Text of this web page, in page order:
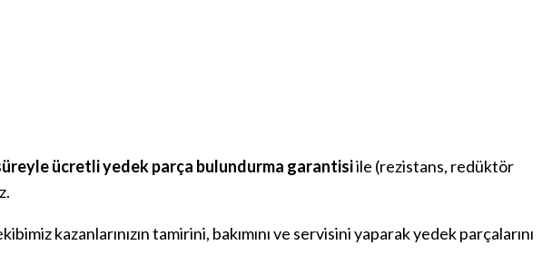
ücretli yedek parça bulundurma garantisiile (rezistans, redüktör
kazanlarınızın tamirini, bakımını ve servisini yaparak yedek parçalarını